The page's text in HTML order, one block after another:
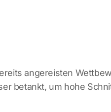
angereisten
betankt, um hohe